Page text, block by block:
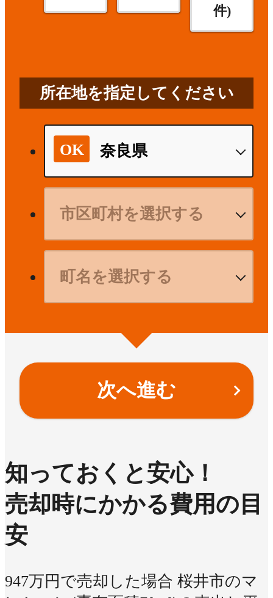
件)
所在地を指定してください
次へ進む
知っておくと安心！
売却時にかかる費用の目
安
947万円で売却した場合 桜井市のマ